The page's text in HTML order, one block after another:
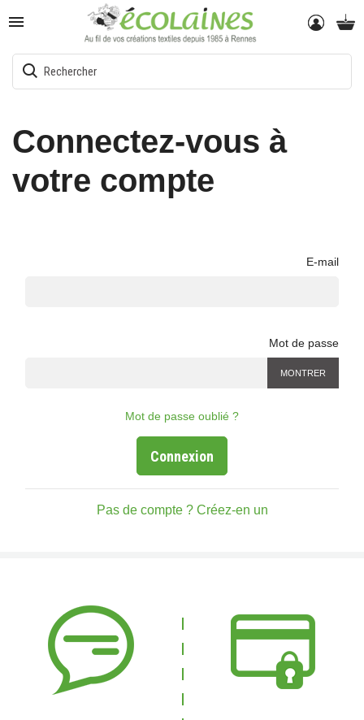

Connectez-vous à
votre compte
E-mail
Mot de passe
MONTRER
Mot de passe oublié ?
Connexion
Pas de compte ? Créez-en un